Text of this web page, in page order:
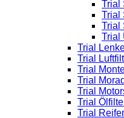
Trial
Trial
Trial
Trial
Trial
Trial
Trial
Trial
Trial
Trial
Trial